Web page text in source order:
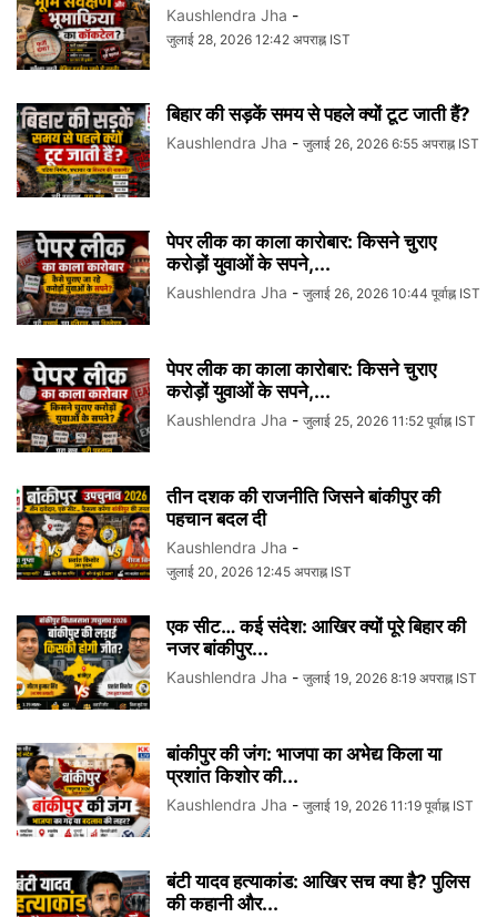
Kaushlendra Jha -
जुलाई 28, 2026 12:42 अपराह्न IST
बिहार की सड़कें समय से पहले क्यों टूट जाती हैं?
Kaushlendra Jha - जुलाई 26, 2026 6:55 अपराह्न IST
पेपर लीक का काला कारोबार: किसने चुराए
करोड़ों युवाओं के सपने,...
Kaushlendra Jha - जुलाई 26, 2026 10:44 पूर्वाह्न IST
पेपर लीक का काला कारोबार: किसने चुराए
करोड़ों युवाओं के सपने,...
Kaushlendra Jha - जुलाई 25, 2026 11:52 पूर्वाह्न IST
तीन दशक की राजनीति जिसने बांकीपुर की
पहचान बदल दी
Kaushlendra Jha -
जुलाई 20, 2026 12:45 अपराह्न IST
एक सीट… कई संदेश: आखिर क्यों पूरे बिहार की
नजर बांकीपुर...
Kaushlendra Jha - जुलाई 19, 2026 8:19 अपराह्न IST
बांकीपुर की जंग: भाजपा का अभेद्य किला या
प्रशांत किशोर की...
Kaushlendra Jha - जुलाई 19, 2026 11:19 पूर्वाह्न IST
बंटी यादव हत्याकांड: आखिर सच क्या है? पुलिस
की कहानी और...